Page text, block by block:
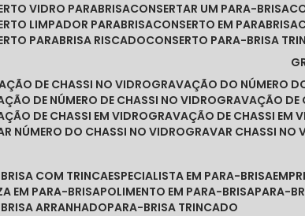
VIDRO PARABRISA CONSERTAR UM PARA-BRISA
LIMPADOR PARABRISA CONSERTO EM PARABRISA
PARABRISA RISCADO
CONSERTO PARA-BRISA
DE CHASSI NO VIDRO
GRAVAÇÃO DO NÚMERO
DE NÚMERO DE CHASSI NO VIDRO
GRAVAÇÃO
DE CHASSI EM VIDRO
GRAVAÇÃO DE CHASSI
NÚMERO DO CHASSI NO VIDRO
GRAVAR CHASSI NO
BRISA COM TRINCA ESPECIALISTA EM PARA-BRISA
EM PARA-BRISA POLIMENTO EM PARA-BRISA PARA-
BRISA ARRANHADO PARA-BRISA TRINCADO